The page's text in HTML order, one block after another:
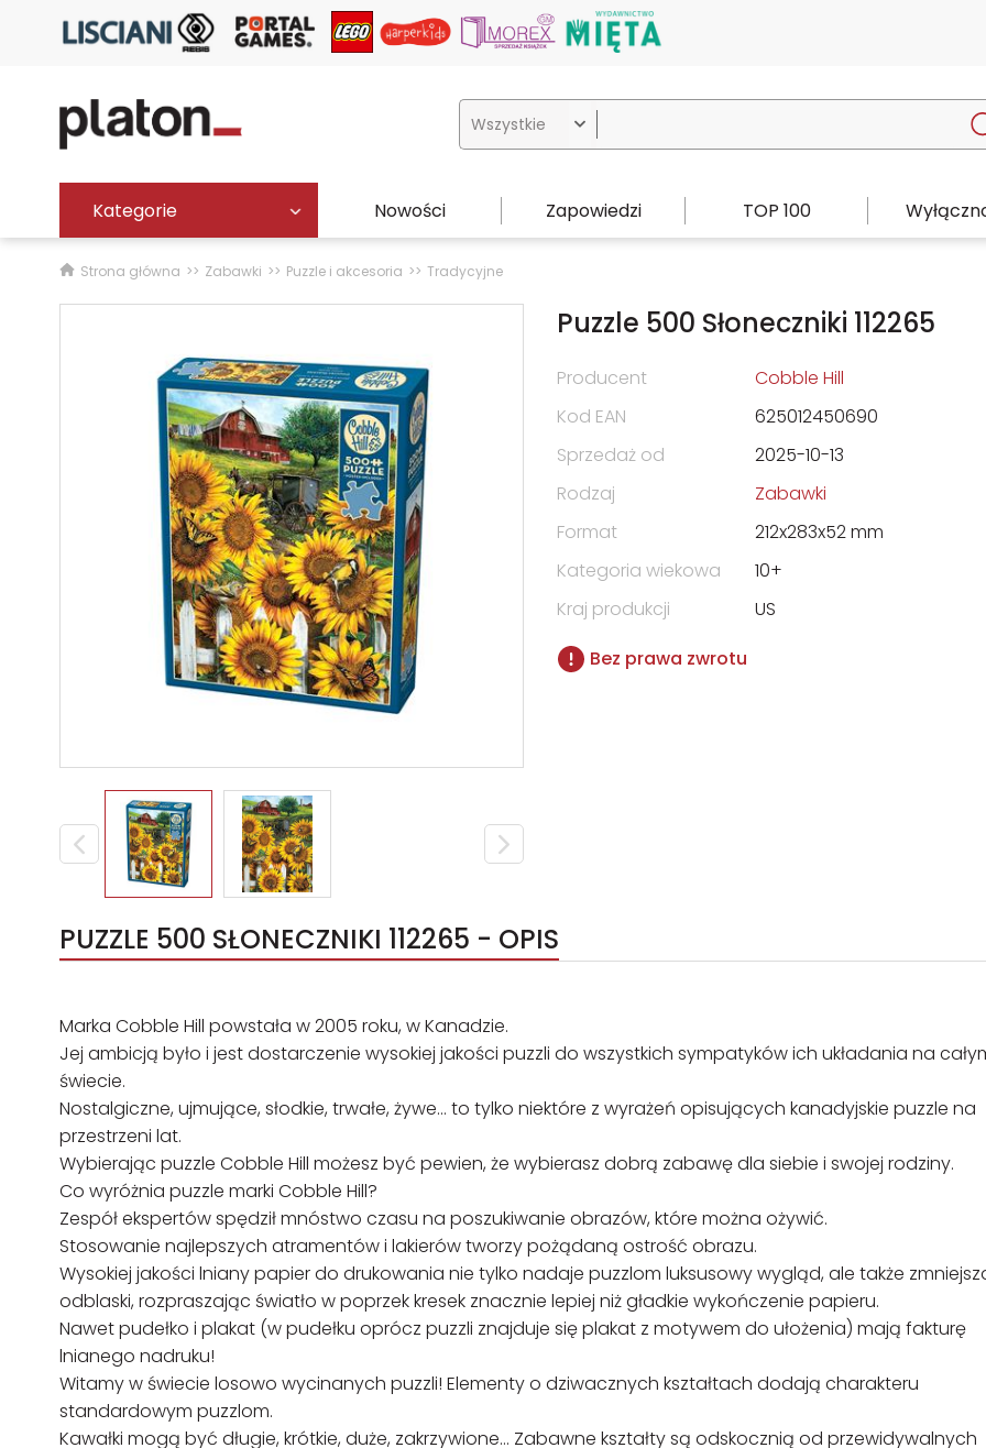

Kategorie Nowości Zapowiedzi TOP 100
Strona główna Zabawki Puzzle i akcesoria Tradycyjne
Puzzle 500 Słoneczniki 112265
Producent
Cobble Hill
Kod EAN
625012450690
Sprzedaż od
2025-10-13
Rodzaj
Zabawki
Format
212x283x52 mm
Kategoria wiekowa
10+
Kraj produkcji
US
Bez prawa zwrotu
PUZZLE 500 SŁONECZNIKI 112265 - OPIS
Marka Cobble Hill powstała w 2005 roku, w Kanadzie.
Jej ambicją było i jest dostarczenie wysokiej jakości puzzli do wszystkich sympatyków ich układania na
świecie.
Nostalgiczne, ujmujące, słodkie, trwałe, żywe… to tylko niektóre z wyrażeń opisujących kanadyjskie puzzle na
przestrzeni lat.
Wybierając puzzle Cobble Hill możesz być pewien, że wybierasz dobrą zabawę dla siebie i swojej rodziny.
Co wyróżnia puzzle marki Cobble Hill?
Zespół ekspertów spędził mnóstwo czasu na poszukiwanie obrazów, które można ożywić.
Stosowanie najlepszych atramentów i lakierów tworzy pożądaną ostrość obrazu.
Wysokiej jakości lniany papier do drukowania nie tylko nadaje puzzlom luksusowy wygląd, ale także
odblaski, rozpraszając światło w poprzek kresek znacznie lepiej niż gładkie wykończenie papieru.
Nawet pudełko i plakat (w pudełku oprócz puzzli znajduje się plakat z motywem do ułożenia) mają fakturę
lnianego nadruku!
Witamy w świecie losowo wycinanych puzzli! Elementy o dziwacznych kształtach dodają charakteru
standardowym puzzlom.
Kawałki mogą być długie, krótkie, duże, zakrzywione… Zabawne kształty są odskocznią od przewidywalnych